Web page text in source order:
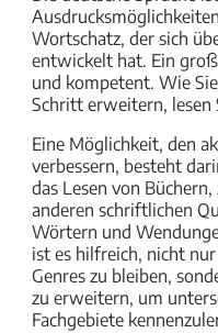
Wortschatz, der sich
entwickelt hat. Ein
und kompetent. Wie
Schritt erweitern, lesen
Eine Möglichkeit, den
verbessern, besteht
das Lesen von
anderen schriftlichen
Wörtern und
ist es hilfreich, nicht
Genres zu bleiben,
zu erweitern, um
Fachgebiete